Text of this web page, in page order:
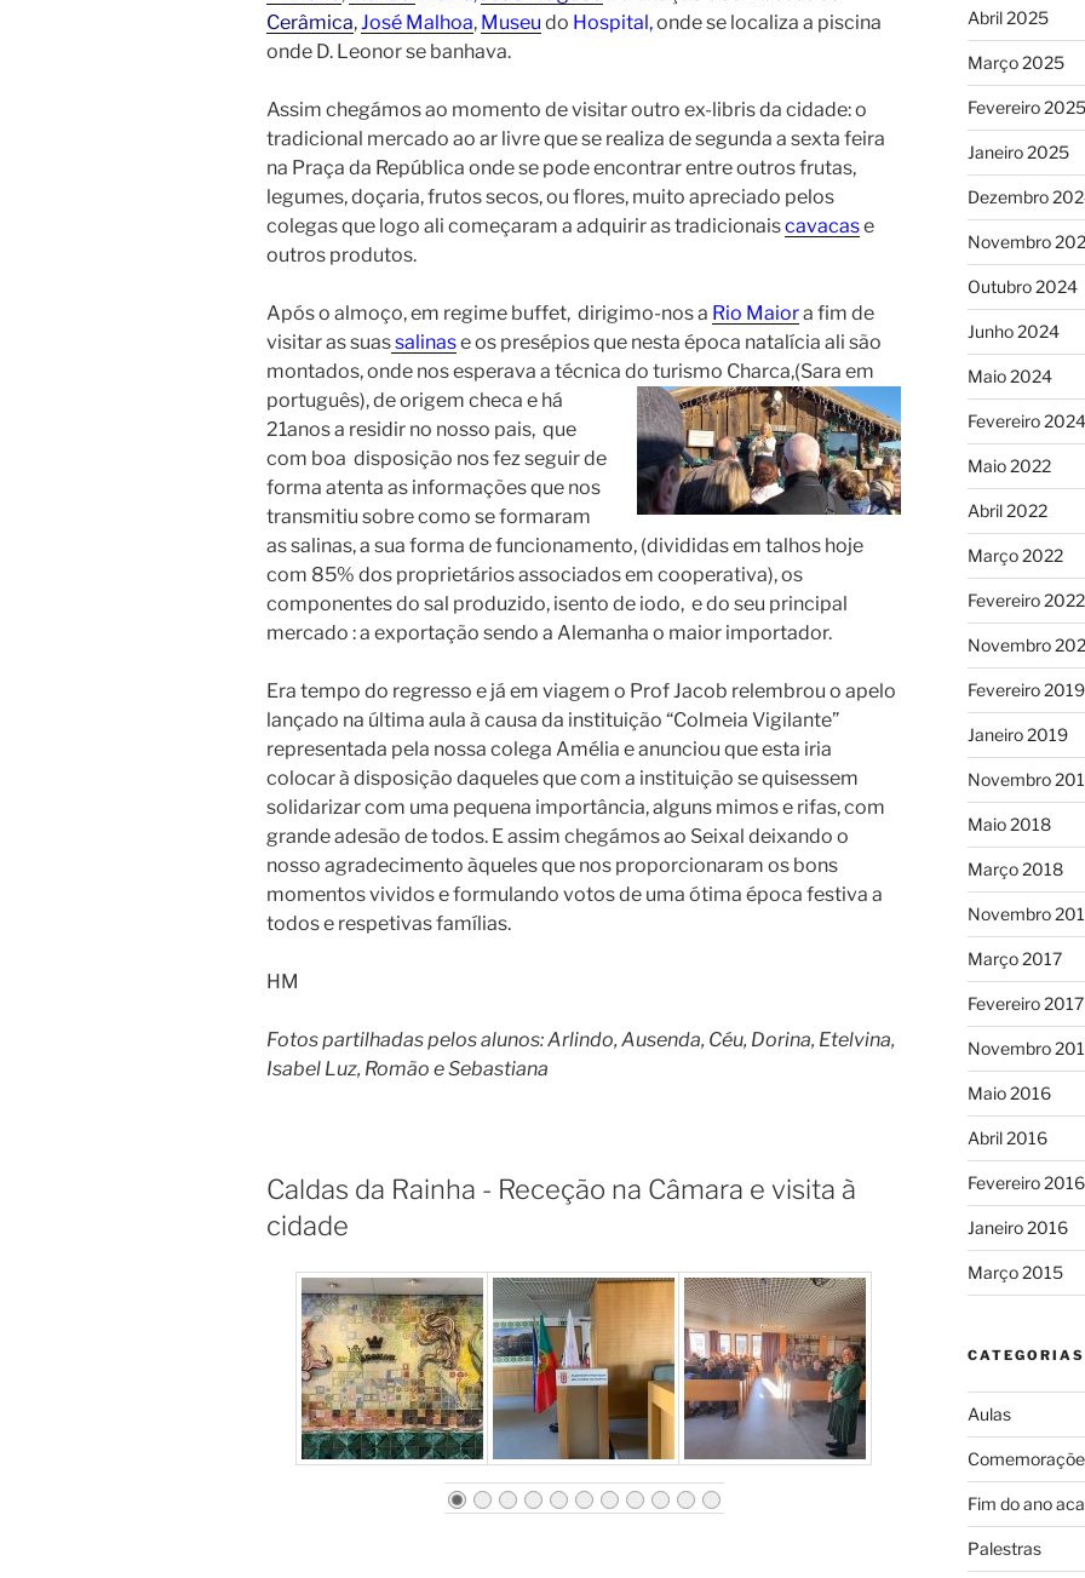
Cerâmica,José Malhoa, Museu do Hospital,onde se localiza a piscina
onde D. Leonor se banhava.
Assim chegámos ao momento de visitar outro ex-libris da cidade: o
tradicional mercado ao ar livre que se realiza de segunda a sexta feira
na Praça da República onde se pode encontrar entre outros frutas,
legumes, doçaria, frutos secos, ou flores, muito apreciado pelos
colegas que logo ali começaram a adquirir as tradicionaiscavacase
outros produtos.
Após o almoço, em regime buffet, dirigimo-nos a Rio Maiora fim de
visitar as suassalinase os presépios que nesta época natalícia ali são
montados, onde nos esperava a técnica do turismo Charca,(Sara em
português), de origem checa e há
21anos a residir no nosso pais, que
com boa disposição nos fez seguir de
forma atenta as informações que nos
transmitiu sobre como se formaram
as salinas, a sua forma de funcionamento, (divididas em talhos hoje
com 85% dos proprietários associados em cooperativa), os
componentes do sal produzido, isento de iodo, e do seu principal
mercado : a exportação sendo a Alemanha o maior importador.
Era tempo do regresso e já em viagem o Prof Jacob relembrou o apelo
lançado na última aula à causa da instituição “Colmeia Vigilante”
representada pela nossa colega Amélia e anunciou que esta iria
colocar à disposição daqueles que com a instituição se quisessem
solidarizar com uma pequena importância, alguns mimos e rifas, com
grande adesão de todos. E assim chegámos ao Seixal deixando o
nosso agradecimento àqueles que nos proporcionaram os bons
momentos vividos e formulando votos de uma ótima época festiva a
todos e respetivas famílias.
HM
Fotos partilhadas pelos alunos: Arlindo, Ausenda, Céu, Dorina, Etelvina,
Isabel Luz, Romão e Sebastiana
Caldas da Rainha - Receção na Câmara e visita à
cidade
Abril 2025
Março 2025
Fevereiro 2025
Janeiro 2025
Dezembro
Novembro
Outubro 2024
Junho 2024
Maio 2024
Fevereiro 2024
Maio 2022
Abril 2022
Março 2022
Fevereiro 2022
Novembro
Fevereiro 2019
Janeiro 2019
Novembro
Maio 2018
Março 2018
Novembro
Março 2017
Fevereiro 2017
Novembro
Maio 2016
Abril 2016
Fevereiro 2016
Janeiro 2016
Março 2015
CATEGORIAS
Aulas
Fim do ano
Palestras